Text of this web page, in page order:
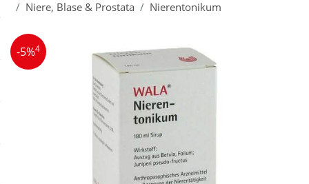
ÜBERSICHT AKTIONEN
Aktuelle Coupons
ÜBERSICHT KATEGORIEN
Niere, Blase & Prostata
Nierentonikum
-5%4